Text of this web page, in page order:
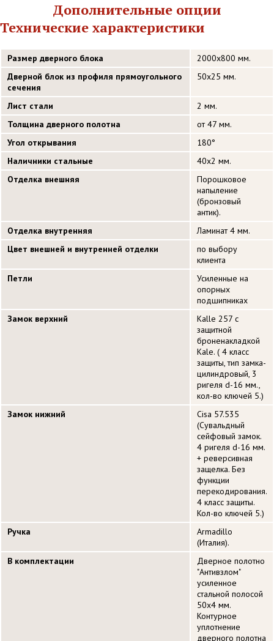
Дополнительные опции
Технические характеристики
Размер дверного блока
2000х800 мм.
Дверной блок из профиля прямоугольного
сечения
50х25 мм.
Лист стали
2 мм.
Толщина дверного полотна
от 47 мм.
Угол открывания
180°
Наличники стальные
40х2 мм.
Отделка внешняя
Порошковое
напыление
(бронзовый
антик).
Отделка внутренняя
Ламинат 4 мм.
Цвет внешней и внутренней отделки
по выбору
клиента
Петли
Усиленные на
опорных
подшипниках
Замок верхний
Kalle 257 с
защитной
броненакладкой
Kale. ( 4 класс
защиты, тип замка-
цилиндровый, 3
ригеля d-16 мм.,
кол-во ключей 5.)
Замок нижний
Cisa 57.535
(Сувальдный
сейфовый замок.
4 ригеля d-16 мм.
+ реверсивная
защелка. Без
функции
перекодирования.
4 класс защиты.
Кол-во ключей 5.)
Ручка
Armadillo
(Италия).
В комплектации
Дверное полотно
"Антивзлом"
усиленное
стальной полосой
50х4 мм.
Контурное
уплотнение
дверного полотна